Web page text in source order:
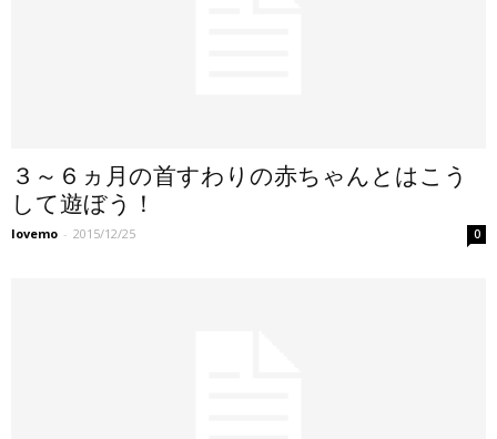
３～６ヵ月の首すわりの赤ちゃんとはこう
して遊ぼう！
lovemo - 2015/12/25 0